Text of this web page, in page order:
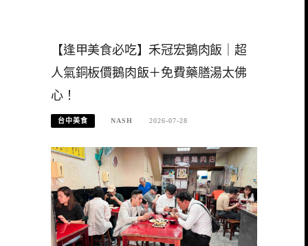
【逢甲美食必吃】禾冠宏鵝肉飯｜超
人氣銅板價鵝肉飯＋免費藥膳湯太佛
心！
台中美食 NASH 2026-07-28